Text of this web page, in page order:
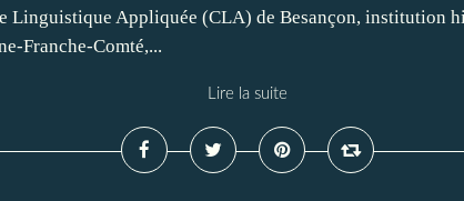
Linguistique Appliquée (CLA) de Besançon, institution
Franche-Comté,...
Lire la suite